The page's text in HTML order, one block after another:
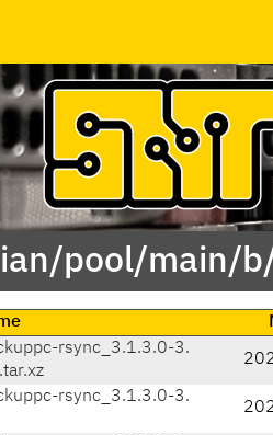
pool/main/
rsync_3.1.3.0-3.
rsync_3.1.3.0-3.